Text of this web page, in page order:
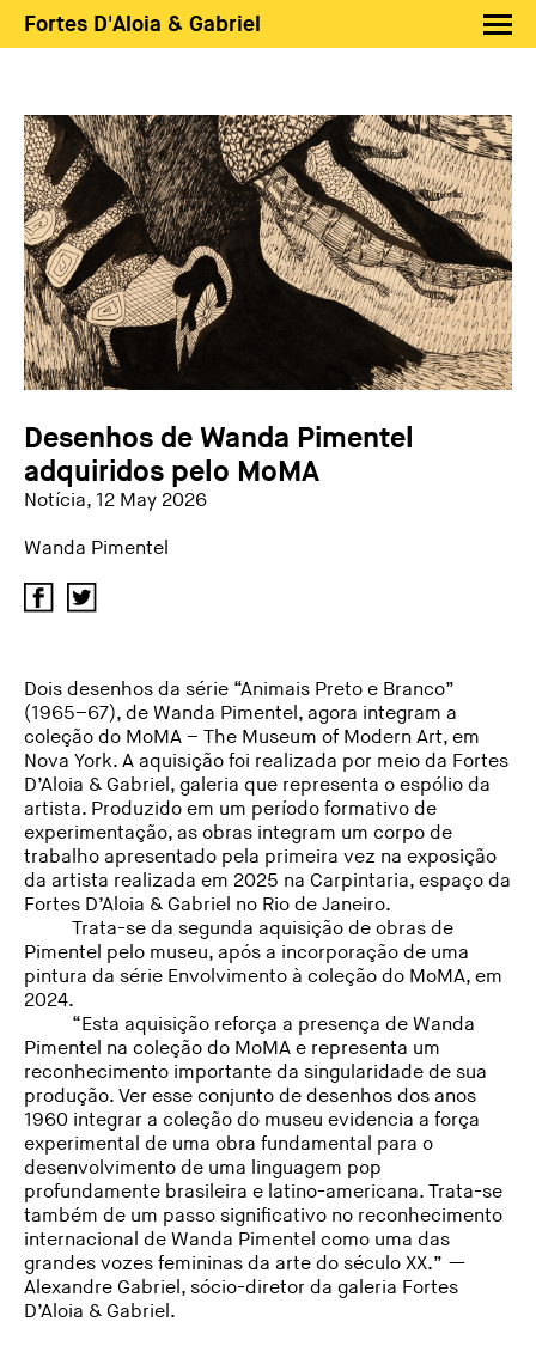
Fortes D'Aloia & Gabriel
Exposições
Feiras
Notícias
Shop FDAG
Sobre
Busca
PT EN
Desenhos de Wanda Pimentel
adquiridos pelo MoMA
Notícia, 12 May 2026
Wanda Pimentel
Dois desenhos da série “Animais Preto e Branco”
(1965–67), de Wanda Pimentel, agora integram a
coleção do MoMA – The Museum of Modern Art, em
Nova York. A aquisição foi realizada por meio da Fortes
D’Aloia & Gabriel, galeria que representa o espólio da
artista. Produzido em um período formativo de
experimentação, as obras integram um corpo de
trabalho apresentado pela primeira vez na exposição
da artista realizada em 2025 na Carpintaria, espaço da
Fortes D’Aloia & Gabriel no Rio de Janeiro.
Trata-se da segunda aquisição de obras de
Pimentel pelo museu, após a incorporação de uma
pintura da série Envolvimento à coleção do MoMA, em
2024.
“Esta aquisição reforça a presença de Wanda
Pimentel na coleção do MoMA e representa um
reconhecimento importante da singularidade de sua
produção. Ver esse conjunto de desenhos dos anos
1960 integrar a coleção do museu evidencia a força
experimental de uma obra fundamental para o
desenvolvimento de uma linguagem pop
profundamente brasileira e latino-americana. Trata-se
também de um passo significativo no reconhecimento
internacional de Wanda Pimentel como uma das
grandes vozes femininas da arte do século XX.” —
Alexandre Gabriel, sócio-diretor da galeria Fortes
D’Aloia & Gabriel.